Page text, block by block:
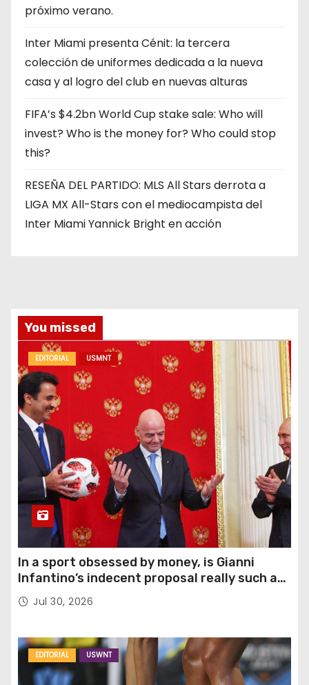
próximo verano.
Inter Miami presenta Cénit: la tercera
colección de uniformes dedicada a la nueva
casa y al logro del club en nuevas alturas
FIFA’s $4.2bn World Cup stake sale: Who will
invest? Who is the money for? Who could stop
this?
RESEÑA DEL PARTIDO: MLS All Stars derrota a
LIGA MX All-Stars con el mediocampista del
Inter Miami Yannick Bright en acción
You missed
EDITORIAL USMNT
In a sport obsessed by money, is Gianni
Infantino’s indecent proposal really such a
surprise?
Jul 30, 2026
EDITORIAL USWNT